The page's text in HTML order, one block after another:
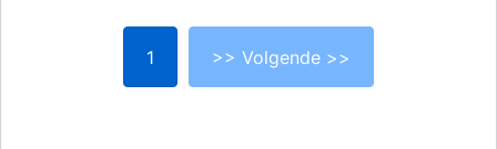
1 >> Volgende >>